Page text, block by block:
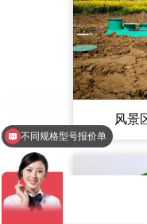
不同规格型号报价单